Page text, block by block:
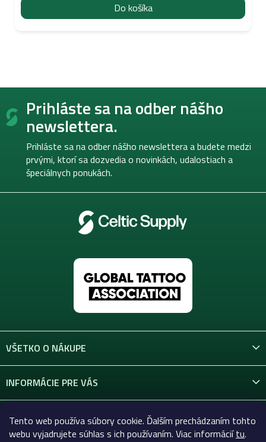
Tento web používa súbory cookie. Ďalším prechádzaním tohto
webu vyjadrujete súhlas s ich používaním. Viac informáciítu.
Do košíka
Z
Prihláste sa na odber nášho
newslettera.
Prihláste sa na odber nášho newslettera a budete medzi
prvými, ktorí sa dozvedia o novinkách, udalostiach a
špeciálnych ponukách.
VŠETKO O NÁKUPE
INFORMÁCIE PRE VÁS
KONTAKT